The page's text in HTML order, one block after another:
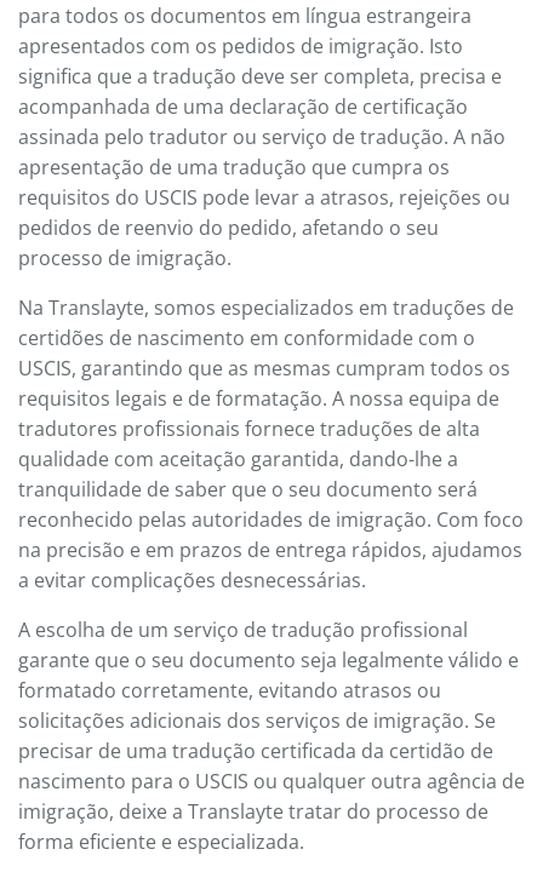
para todos os documentos em língua estrangeira
apresentados com os pedidos de imigração. Isto
significa que a tradução deve ser completa, precisa e
acompanhada de uma declaração de certificação
assinada pelo tradutor ou serviço de tradução. A não
apresentação de uma tradução que cumpra os
requisitos do USCIS pode levar a atrasos, rejeições ou
pedidos de reenvio do pedido, afetando o seu
processo de imigração.
Na Translayte, somos especializados em traduções de
certidões de nascimento em conformidade com o
USCIS, garantindo que as mesmas cumpram todos os
requisitos legais e de formatação. A nossa equipa de
tradutores profissionais fornece traduções de alta
qualidade com aceitação garantida, dando-lhe a
tranquilidade de saber que o seu documento será
reconhecido pelas autoridades de imigração. Com foco
na precisão e em prazos de entrega rápidos, ajudamos
a evitar complicações desnecessárias.
A escolha de um serviço de tradução profissional
garante que o seu documento seja legalmente válido e
formatado corretamente, evitando atrasos ou
solicitações adicionais dos serviços de imigração. Se
precisar de uma tradução certificada da certidão de
nascimento para o USCIS ou qualquer outra agência de
imigração, deixe a Translayte tratar do processo de
forma eficiente e especializada.